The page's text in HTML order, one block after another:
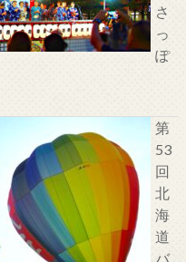
さ
っ
ぽ
第
53
回
北
海
道
バ